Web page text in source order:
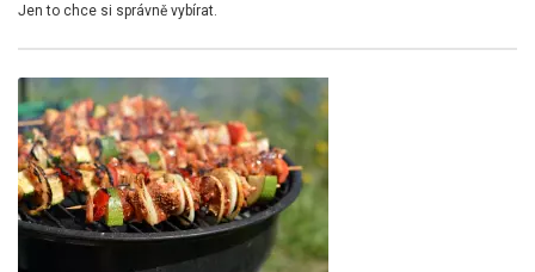
Jen to chce si správně vybírat.